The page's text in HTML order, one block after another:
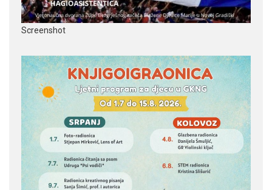
Screenshot